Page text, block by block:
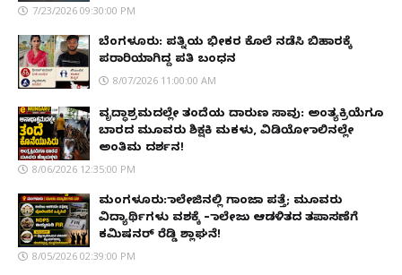
7/23/2026 09:30:00 PM
ಬೆಂಗಳೂರು: ಪತ್ನಿಯ ಭೀಕರ ಕೊಲೆ ನಡೆಸಿ ಬಿಹಾರಕ್ಕೆ
ಪರಾರಿಯಾಗಿದ್ದ ಪತಿ ಬಂಧನ
8/07/2026 11:00:00 AM
ವೃದ್ಧಾಶ್ರಮದಲ್ಲೇ ತಂದೆಯ ದಾರುಣ ಸಾವು: ಅಂತ್ಯಕ್ರಿಯೆಗೂ
ಬಾರದ ಮೂವರು ಶಿಕ್ಷಕಿ ಮಕಳು, ವಿಡಿಯೋ ಕಾಲಿನಲ್ಲೇ
ಅಂತಿಮ ದರ್ಶನ!
8/06/2026 12:35:00 PM
ಮಂಗಳೂರು: ಕಾಲೇಜಿನಲ್ಲಿ ಗಾಂಜಾ ಪತ್ತೆ; ಮೂವರು
ವಿದ್ಯಾರ್ಥಿಗಳು ವಶಕ್ಕೆ – ಕಾಲೇಜು ಆಡಳಿತದ ತಪಾಸಣೆಗೆ
ಕಮಿಷನರ್ ರೆಡ್ಡಿ ಶ್ಲಾಘನೆ!
8/05/2026 02:39:00 PM